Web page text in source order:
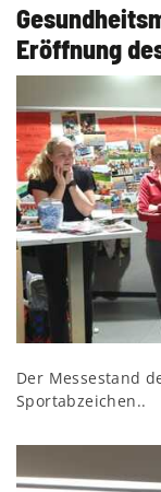
Eröffnung
Der Messestand
Sportabzeichen..